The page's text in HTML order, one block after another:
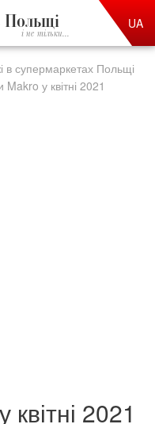
Польщі
і не тільки...
UA
в супермаркетах Польщі
Makro у квітні 2021
2021